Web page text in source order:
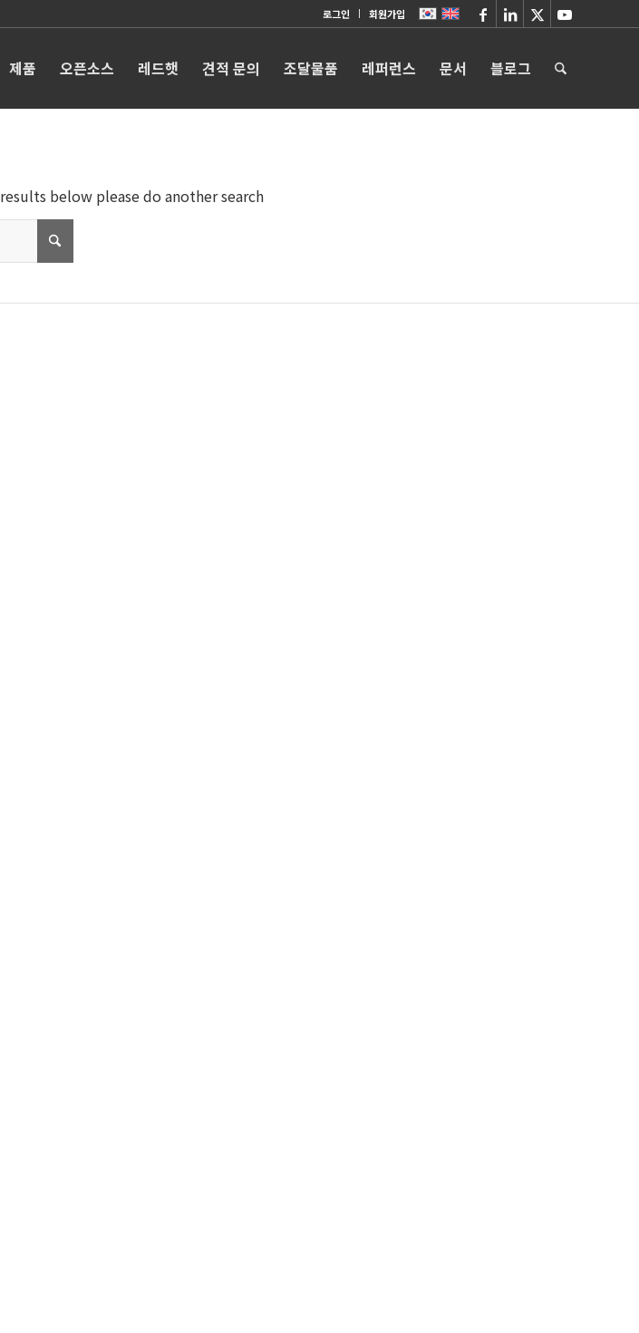
로그인 회원가입
제품 오픈소스 레드햇 견적 문의 조달물품 레퍼런스 문서 블로그
below please do another search